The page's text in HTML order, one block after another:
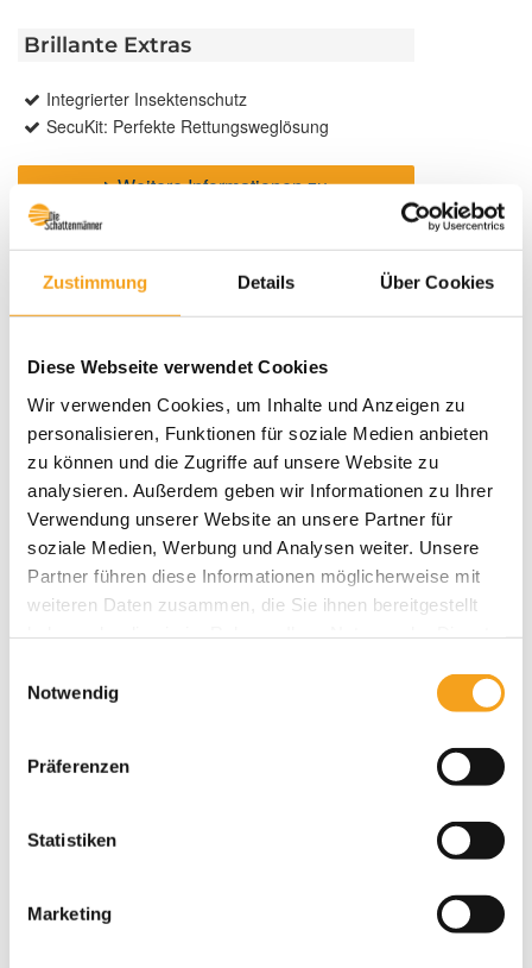
Zustimmung Details Über Cookies
Diese Webseite verwendet Cookies
Wir verwenden Cookies, um Inhalte und Anzeigen zu
personalisieren, Funktionen für soziale Medien anbieten
zu können und die Zugriffe auf unsere Website zu
analysieren. Außerdem geben wir Informationen zu Ihrer
Verwendung unserer Website an unsere Partner für
soziale Medien, Werbung und Analysen weiter. Unsere
Partner führen diese Informationen möglicherweise mit
weiteren Daten zusammen, die Sie ihnen bereitgestellt
Notwendig
Präferenzen
Statistiken
Marketing
Brillante Extras
Integrierter Insektenschutz
SecuKit: Perfekte Rettungsweglösung
Weitere Informationen zu
Weitere Informationen zu Rollladen-Profile
Weitere Informationen
Das könnte Sie auch interessieren